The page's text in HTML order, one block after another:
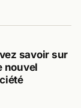
savoir sur
nouvel